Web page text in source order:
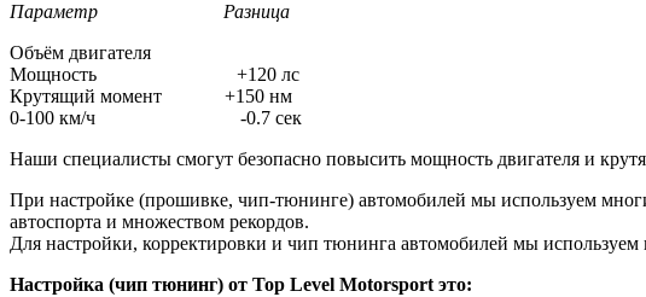
Параметр Разница
Объём двигателя
Мощность +120 лс
Крутящий момент +150 нм
0-100 км/ч -0.7 сек
Наши специалисты смогут безопасно повысить мощность двигателя и
При настройке (прошивке, чип-тюнинге) автомобилей мы используем
автоспорта и множеством рекордов.
Для настройки, корректировки и чип тюнинга автомобилей мы
Настройка (чип тюнинг) от Top Level Motorsport это: